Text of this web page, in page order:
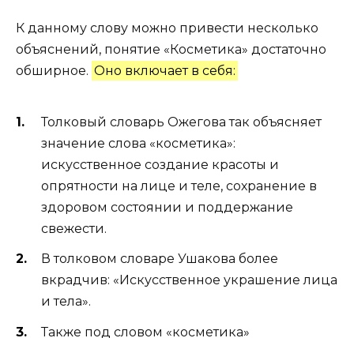
К данному слову можно привести несколько
объяснений, понятие «Косметика» достаточно
обширное. Оно включает в себя:
Толковый словарь Ожегова так объясняет
значение слова «косметика»:
искусственное создание красоты и
опрятности на лице и теле, сохранение в
здоровом состоянии и поддержание
свежести.
В толковом словаре Ушакова более
вкрадчив: «Искусственное украшение лица
и тела».
Также под словом «косметика»